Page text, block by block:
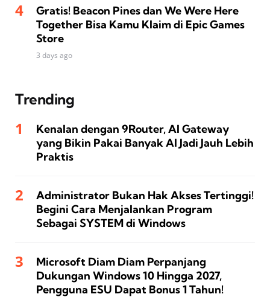
Gratis! Beacon Pines dan We Were Here
Together Bisa Kamu Klaim di Epic Games
Store
3 days ago
Trending
Kenalan dengan 9Router, AI Gateway
yang Bikin Pakai Banyak AI Jadi Jauh Lebih
Praktis
Administrator Bukan Hak Akses Tertinggi!
Begini Cara Menjalankan Program
Sebagai SYSTEM di Windows
Microsoft Diam Diam Perpanjang
Dukungan Windows 10 Hingga 2027,
Pengguna ESU Dapat Bonus 1 Tahun!